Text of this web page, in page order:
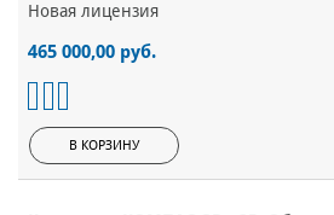
Новая лицензия
465 000,00 руб.
В КОРЗИНУ